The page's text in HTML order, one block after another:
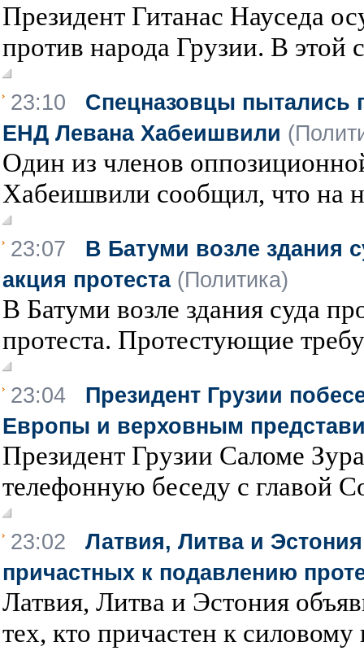
Президент Гитанас Науседа
против народа Грузии. В этой
23:10 Спецназовцы пытались
ЕНД Левана Хабеишвили
Один из членов
Хабеишвили сообщил, что на
23:07 В Батуми возле здания
акция протеста (Политика)
В Батуми возле здания суда
протеста. Протестующие
23:04 Президент Грузии
Европы и верховным
Президент Грузии Саломе
телефонную беседу с главой
23:02 Латвия, Литва и
причастных к подавлению
Латвия, Литва и Эстония
тех, кто причастен к